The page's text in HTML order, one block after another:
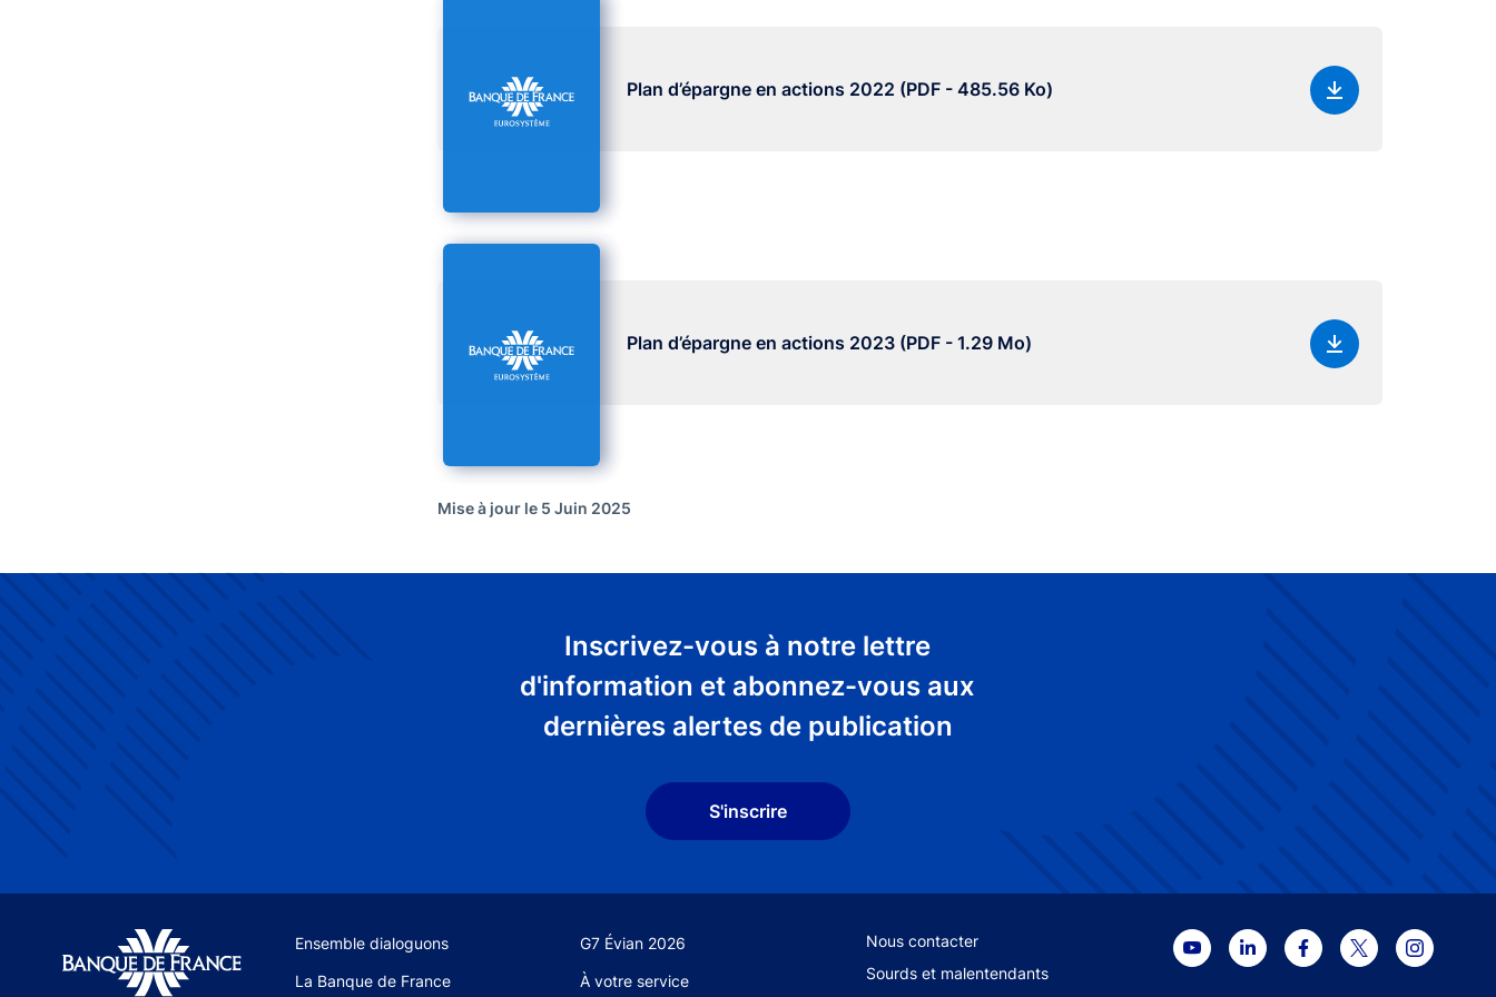
Plan d’épargne en actions 2022 (PDF - 485.56 Ko)
Plan d’épargne en actions 2023 (PDF - 1.29 Mo)
Mise à jour le 5 Juin 2025
Inscrivez-vous à notre lettre
d'information et abonnez-vous aux
dernières alertes de publication
S'inscrire
Site navigation
Ensemble dialoguons G7 Évian 2026
La Banque de France À votre service
Footer secondary menu
Nous contacter
Sourds et malentendants